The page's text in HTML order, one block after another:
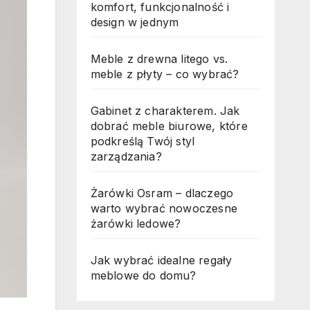
komfort, funkcjonalność i
design w jednym
Meble z drewna litego vs.
meble z płyty – co wybrać?
Gabinet z charakterem. Jak
dobrać meble biurowe, które
podkreślą Twój styl
zarządzania?
Żarówki Osram – dlaczego
warto wybrać nowoczesne
żarówki ledowe?
Jak wybrać idealne regały
meblowe do domu?